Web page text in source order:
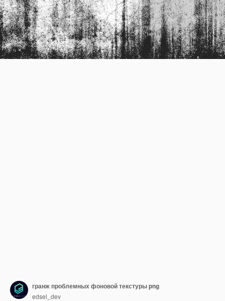
гранж проблемных фоновой текстуры png
edsel_dev